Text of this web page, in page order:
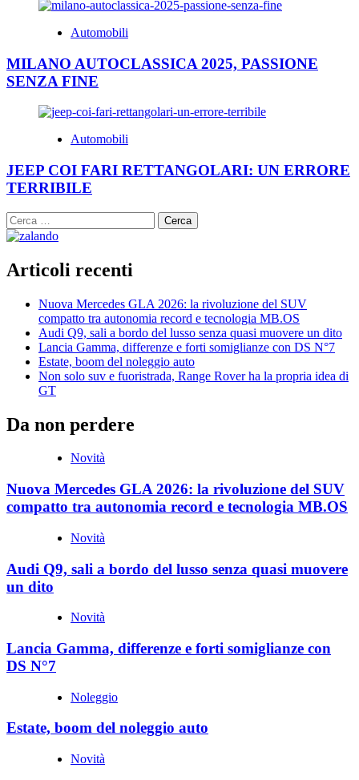
Automobili
MILANO AUTOCLASSICA 2025, PASSIONE
SENZA FINE
Automobili
JEEP COI FARI RETTANGOLARI: UN ERRORE
TERRIBILE
Ricerca
per:
Articoli recenti
Nuova Mercedes GLA 2026: la rivoluzione del SUV
compatto tra autonomia record e tecnologia MB.OS
Audi Q9, sali a bordo del lusso senza quasi muovere un dito
Lancia Gamma, differenze e forti somiglianze con DS N°7
Estate, boom del noleggio auto
Non solo suv e fuoristrada, Range Rover ha la propria idea di
GT
Da non perdere
Novità
Nuova Mercedes GLA 2026: la rivoluzione del SUV
compatto tra autonomia record e tecnologia MB.OS
Novità
Audi Q9, sali a bordo del lusso senza quasi muovere
un dito
Novità
Lancia Gamma, differenze e forti somiglianze con
DS N°7
Noleggio
Estate, boom del noleggio auto
Novità